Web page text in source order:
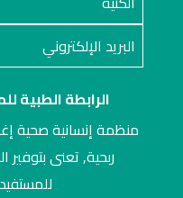
الرابطة الطبية
منظمة إنسانية صحية
ربحية, تعنى بتوفير